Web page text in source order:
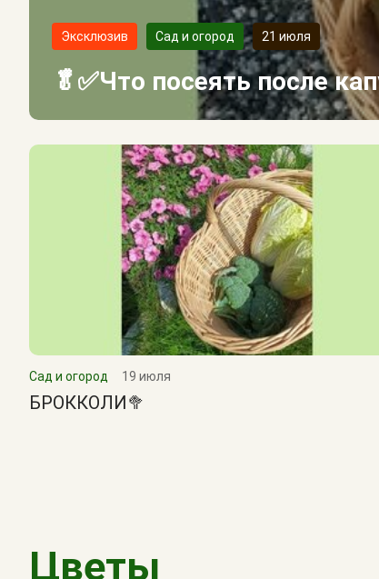
Эксклюзив Сад и огород 21 июля
🥬✅Что посеять после
Сад и огород 19 июля
БРОККОЛИ🥦
Цветы